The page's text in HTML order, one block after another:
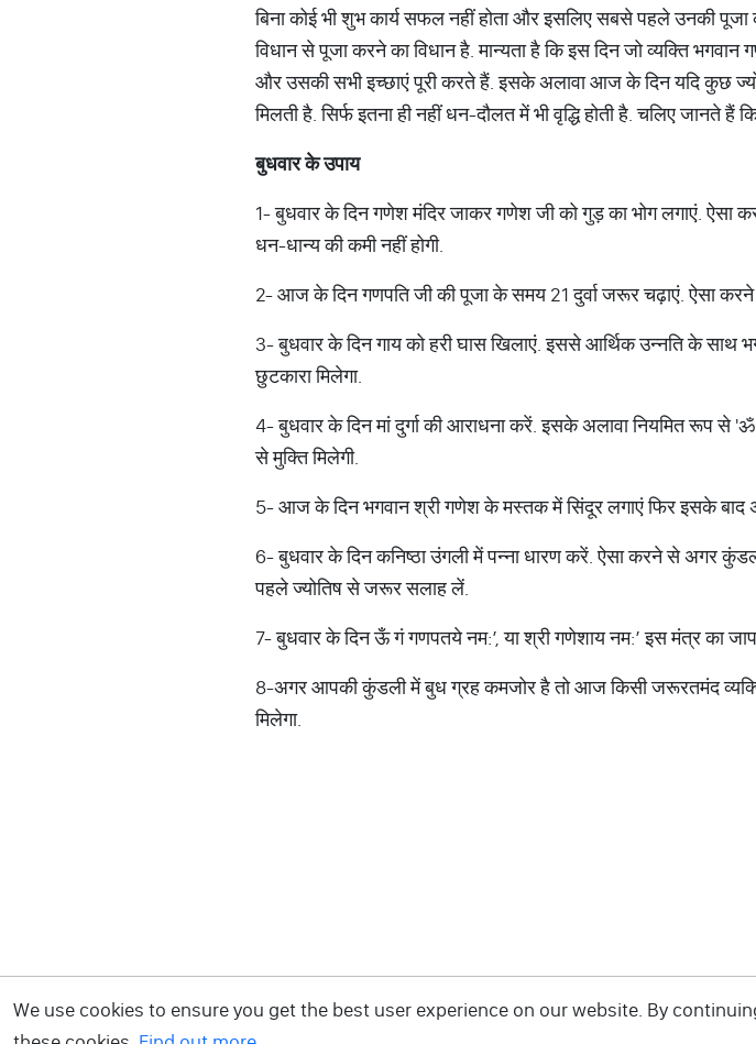
बिना कोई भी शुभ कार्य सफल नहीं होता और इसलिए सबसे पहले उनकी
विधान से पूजा करने का विधान है. मान्यता है कि इस दिन जो व्यक्ति
और उसकी सभी इच्छाएं पूरी करते हैं. इसके अलावा आज के दिन यदि कुछ
मिलती है. सिर्फ इतना ही नहीं धन-दौलत में भी वृद्धि होती है. चलिए
बुधवार के उपाय
1- बुधवार के दिन गणेश मंदिर जाकर गणेश जी को गुड़ का भोग लगाएं. ऐसा
धन-धान्य की कमी नहीं होगी.
2- आज के दिन गणपति जी की पूजा के समय 21 दुर्वा जरूर चढ़ाएं. ऐसा
3- बुधवार के दिन गाय को हरी घास खिलाएं. इससे आर्थिक उन्नति के साथ
छुटकारा मिलेगा.
4- बुधवार के दिन मां दुर्गा की आराधना करें. इसके अलावा नियमित रूप से
से मुक्ति मिलेगी.
5- आज के दिन भगवान श्री गणेश के मस्तक में सिंदूर लगाएं फिर इसके बाद
6- बुधवार के दिन कनिष्ठा उंगली में पन्ना धारण करें. ऐसा करने से अगर
पहले ज्योतिष से जरूर सलाह लें.
7- बुधवार के दिन ऊँ गं गणपतये नम:’, या श्री गणेशाय नम:’ इस मंत्र
8-अगर आपकी कुंडली में बुध ग्रह कमजोर है तो आज किसी जरूरतमंद
मिलेगा.
We use cookies to ensure you get the best user experience on our website. By